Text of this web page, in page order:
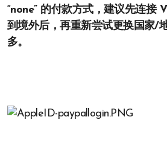
“none” 的付款方式，建议先连接
到境外后，再重新尝试更换国家/
多。